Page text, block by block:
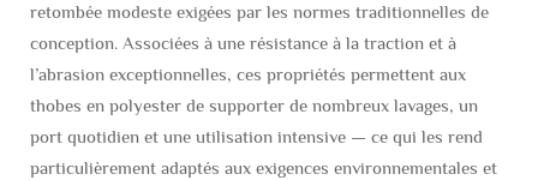
retombée modeste exigées par les normes traditionnelles de
conception. Associées à une résistance à la traction et à
l’abrasion exceptionnelles, ces propriétés permettent aux
thobes en polyester de supporter de nombreux lavages, un
port quotidien et une utilisation intensive — ce qui les rend
particulièrement adaptés aux exigences environnementales et